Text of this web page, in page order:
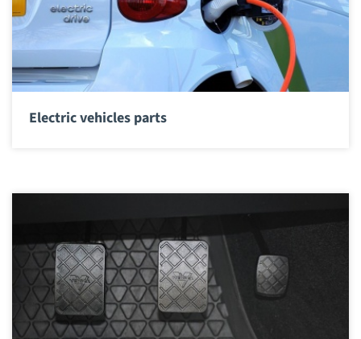
Electric vehicles parts